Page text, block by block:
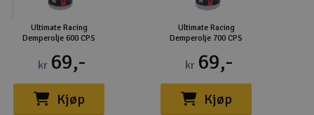
Ultimate Racing
Demperolje 600 CPS
kr 69,-
Kjøp
Ultimate Racing
Demperolje 700 CPS
kr 69,-
Kjøp